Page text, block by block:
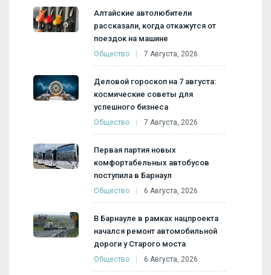
Алтайские автолюбители
рассказали, когда откажутся от
поездок на машине
Общество 7 Августа, 2026
Деловой гороскоп на 7 августа:
космические советы для
успешного бизнеса
Общество 7 Августа, 2026
Первая партия новых
комфортабельных автобусов
поступила в Барнаул
Общество 6 Августа, 2026
В Барнауле в рамках нацпроекта
начался ремонт автомобильной
дороги у Старого моста
Общество 6 Августа, 2026